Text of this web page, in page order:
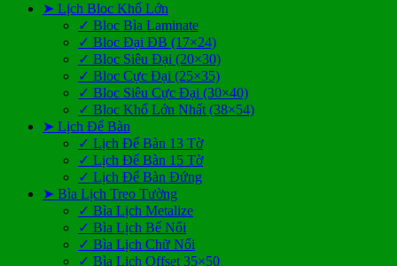
➤ Lịch Bloc Khổ Lớn
✓ Bloc Bìa Laminate
✓ Bloc Đại ĐB (17×24)
✓ Bloc Siêu Đại (20×30)
✓ Bloc Cực Đại (25×35)
✓ Bloc Siêu Cực Đại (30×40)
✓ Bloc Khổ Lớn Nhất (38×54)
➤ Lịch Để Bàn
✓ Lịch Để Bàn 13 Tờ
✓ Lịch Để Bàn 15 Tờ
✓ Lịch Để Bàn Đứng
➤ Bìa Lịch Treo Tường
✓ Bìa Lịch Metalize
✓ Bìa Lịch Bế Nổi
✓ Bìa Lịch Chữ Nổi
✓ Bìa Lịch Offset 35×50